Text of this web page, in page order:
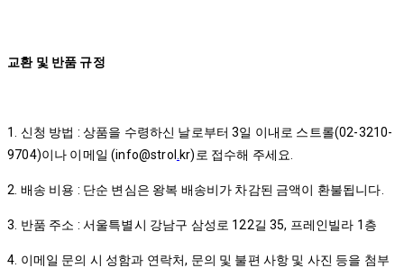
교환 및 반품 규정
1. 신청 방법 : 상품을 수령하신 날로부터 3일 이내로 스트롤(02-3210-
9704)이나 이메일 (info@strol kr)로 접수해 주세요.
2. 배송 비용 : 단순 변심은 왕복 배송비가 차감된 금액이 환불됩니다.
3. 반품 주소 : 서울특별시 강남구 삼성로 122길 35, 프레인빌라 1층
4. 이메일 문의 시 성함과 연락처, 문의 및 불편 사항 및 사진 등을 첨부